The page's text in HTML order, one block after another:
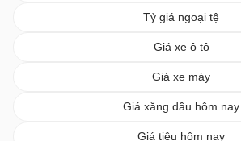
Tỷ giá ngoại tệ
Giá xe ô tô
Giá xe máy
Giá xăng dầu hôm nay
Giá tiêu hôm nay